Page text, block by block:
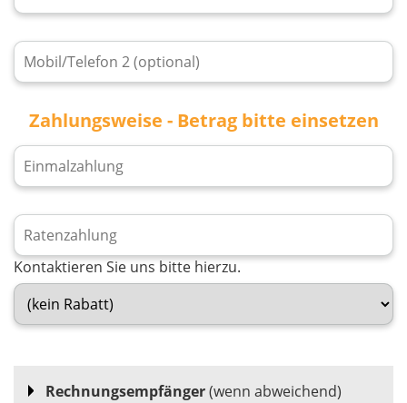
Zahlungsweise - Betrag bitte einsetzen
Kontaktieren Sie uns bitte hierzu.
Rechnungsempfänger(wenn abweichend)